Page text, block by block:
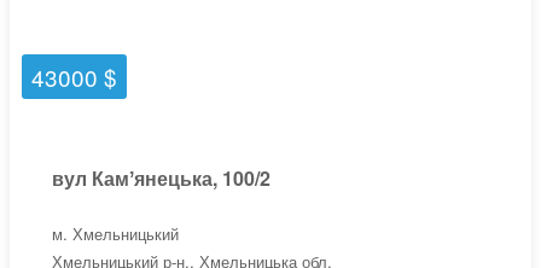
43000 $
вул Камʼянецька, 100/2
м. Хмельницький
Хмельницький р-н., Хмельницька обл.